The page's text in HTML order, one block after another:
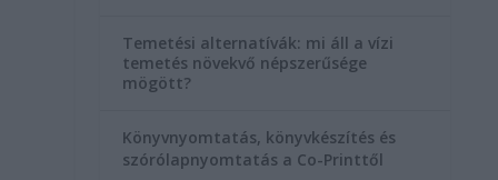
Temetési alternatívák: mi áll a vízi
temetés növekvő népszerűsége
mögött?
Könyvnyomtatás, könyvkészítés és
szórólapnyomtatás a Co-Printtől